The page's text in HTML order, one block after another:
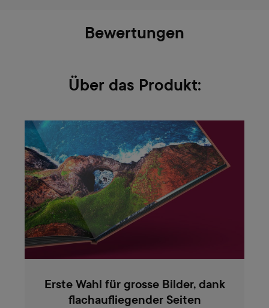
Bewertungen
Über das Produkt:
Erste Wahl für grosse Bilder, dank
flachaufliegender Seiten